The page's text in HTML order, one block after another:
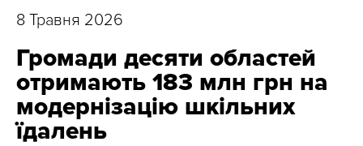
8 Травня 2026
Громади десяти областей
отримають 183 млн грн на
модернізацію шкільних
їдалень